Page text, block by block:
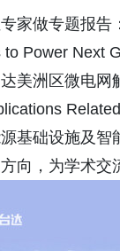
家做专题报告
to Power Next
美洲区微电网
基础设施及
向，为学术交